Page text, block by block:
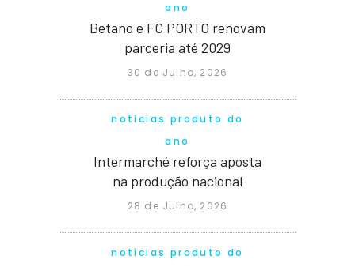
ano
Betano e FC PORTO renovam
parceria até 2029
30 de Julho, 2026
notícias produto do
ano
Intermarché reforça aposta
na produção nacional
28 de Julho, 2026
notícias produto do